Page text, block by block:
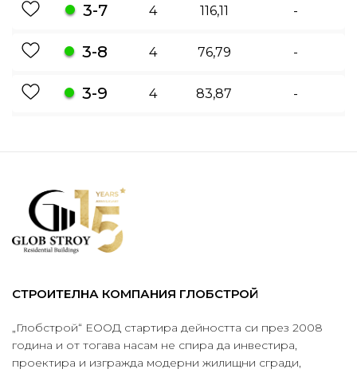
3-7 4 116,11 -
3-8 4 76,79 -
3-9 4 83,87 -
СТРОИТЕЛНА КОМПАНИЯ ГЛОБСТРОЙ
„Глобстрой“ ЕООД стартира дейността си през 2008
година и от тогава насам не спира да инвестира,
проектира и изгражда модерни жилищни сгради,